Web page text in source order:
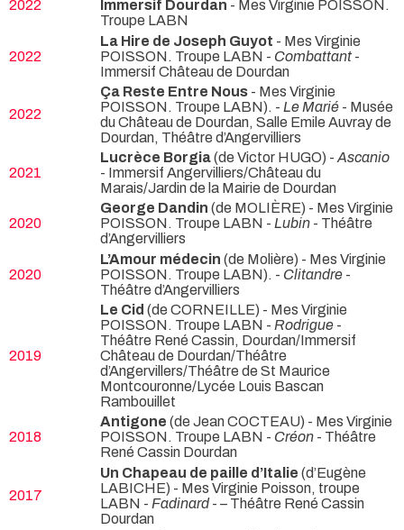
2022 Immersif Dourdan - Mes Virginie POISSON.
Troupe LABN
2022
La Hire de Joseph Guyot - Mes Virginie
POISSON. Troupe LABN - Combattant -
Immersif Château de Dourdan
2022
Ça Reste Entre Nous - Mes Virginie
POISSON. Troupe LABN). - Le Marié - Musée
du Château de Dourdan, Salle Emile Auvray de
Dourdan, Théâtre d’Angervilliers
2021
Lucrèce Borgia(de Victor HUGO) - Ascanio
- Immersif Angervilliers/Château du
Marais/Jardin de la Mairie de Dourdan
2020
George Dandin (de MOLIÈRE) - Mes Virginie
POISSON. Troupe LABN - Lubin - Théâtre
d’Angervilliers
2020
L’Amour médecin (de Molière) - Mes Virginie
POISSON. Troupe LABN). - Clitandre -
Théâtre d’Angervilliers
2019
Le Cid (de CORNEILLE) - Mes Virginie
POISSON. Troupe LABN - Rodrigue -
Théâtre René Cassin, Dourdan/Immersif
Château de Dourdan/Théâtre
d’Angervillers/Théâtre de St Maurice
Montcouronne/Lycée Louis Bascan
Rambouillet
2018
Antigone (de Jean COCTEAU) - Mes Virginie
POISSON. Troupe LABN - Créon - Théâtre
René Cassin Dourdan
2017
Un Chapeau de paille d’Italie (d’Eugène
LABICHE) - Mes Virginie Poisson, troupe
LABN - Fadinard- – Théâtre René Cassin
Dourdan